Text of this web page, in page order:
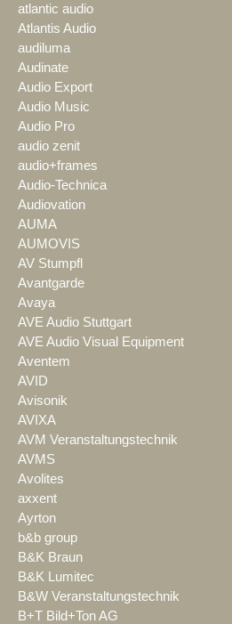
atlantic audio
Atlantis Audio
audiluma
Audinate
Audio Export
Audio Music
Audio Pro
audio zenit
audio+frames
Audio-Technica
Audiovation
AUMA
AUMOVIS
AV Stumpfl
Avantgarde
Avaya
AVE Audio Stuttgart
AVE Audio Visual Equipment
Aventem
AVID
Avisonik
AVIXA
AVM Veranstaltungstechnik
AVMS
Avolites
axxent
Ayrton
b&b group
B&K Braun
B&K Lumitec
B&W Veranstaltungstechnik
B+T Bild+Ton AG